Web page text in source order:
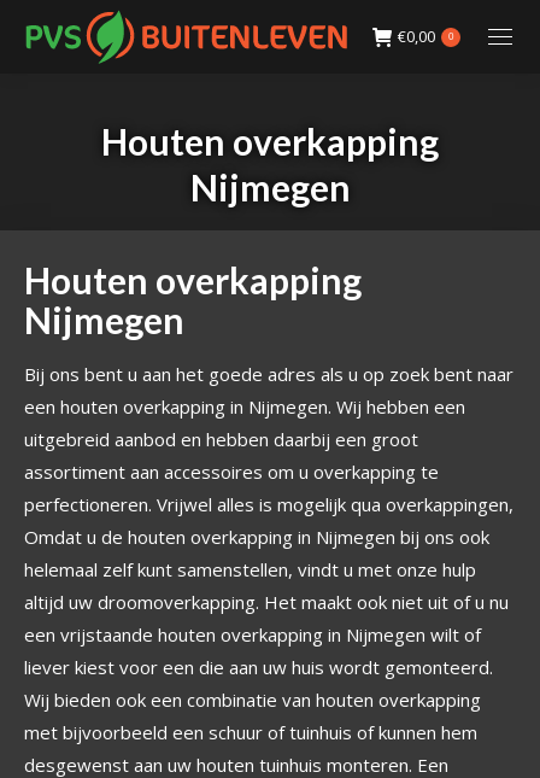
€0,00 0
Houten overkapping
Nijmegen
Houten overkapping
Nijmegen
Bij ons bent u aan het goede adres als u op zoek bent naar
een houten overkapping in Nijmegen. Wij hebben een
uitgebreid aanbod en hebben daarbij een groot
assortiment aan accessoires om u overkapping te
perfectioneren. Vrijwel alles is mogelijk qua overkappingen,
Omdat u de houten overkapping in Nijmegen bij ons ook
helemaal zelf kunt samenstellen, vindt u met onze hulp
altijd uw droomoverkapping. Het maakt ook niet uit of u nu
een vrijstaande houten overkapping in Nijmegen wilt of
liever kiest voor een die aan uw huis wordt gemonteerd.
Wij bieden ook een combinatie van houten overkapping
met bijvoorbeeld een schuur of tuinhuis of kunnen hem
desgewenst aan uw houten tuinhuis monteren. Een